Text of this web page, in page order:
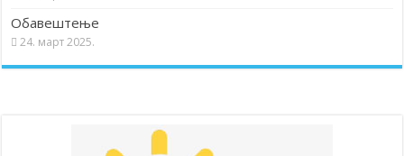
Обавештење
24. март 2025.